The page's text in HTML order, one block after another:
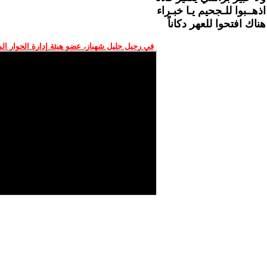
اذهــبوا للـجحيم يـا خبـراء
هناك افتحوا للعهر دكاناً
في رحيل جليل شهباز، عضو هيئة إدارة الحوار